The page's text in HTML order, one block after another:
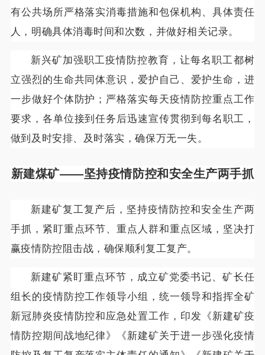
有公共场所严格落实消毒措施和包保机构、具体责任
人，明确具体消毒时间和次数，并做好相关记录。
新兴矿加强职工疫情防控教育，让每名职工都树
立强烈的生命共同体意识，爱护自己、爱护生命，进
一步做好个体防护；严格落实每天疫情防控重点工作
要求，各单位接到任务后迅速宣传贯彻到每名职工，
做到及时安排、及时落实，确保万无一失。
新建煤矿——坚持疫情防控和安全生产两手抓
新建矿复工复产后，坚持疫情防控和安全生产两
手抓，紧盯重点环节、重点人群和重点区域，坚决打
赢疫情防控阻击战，确保顺利复工复产。
新建矿紧盯重点环节，成立矿党委书记、矿长任
组长的疫情防控工作领导小组，统一领导和指挥全矿
新冠肺炎疫情防控和应急处置工作，印发《新建矿疫
情防控期间战地纪律》《新建矿关于进一步强化疫情